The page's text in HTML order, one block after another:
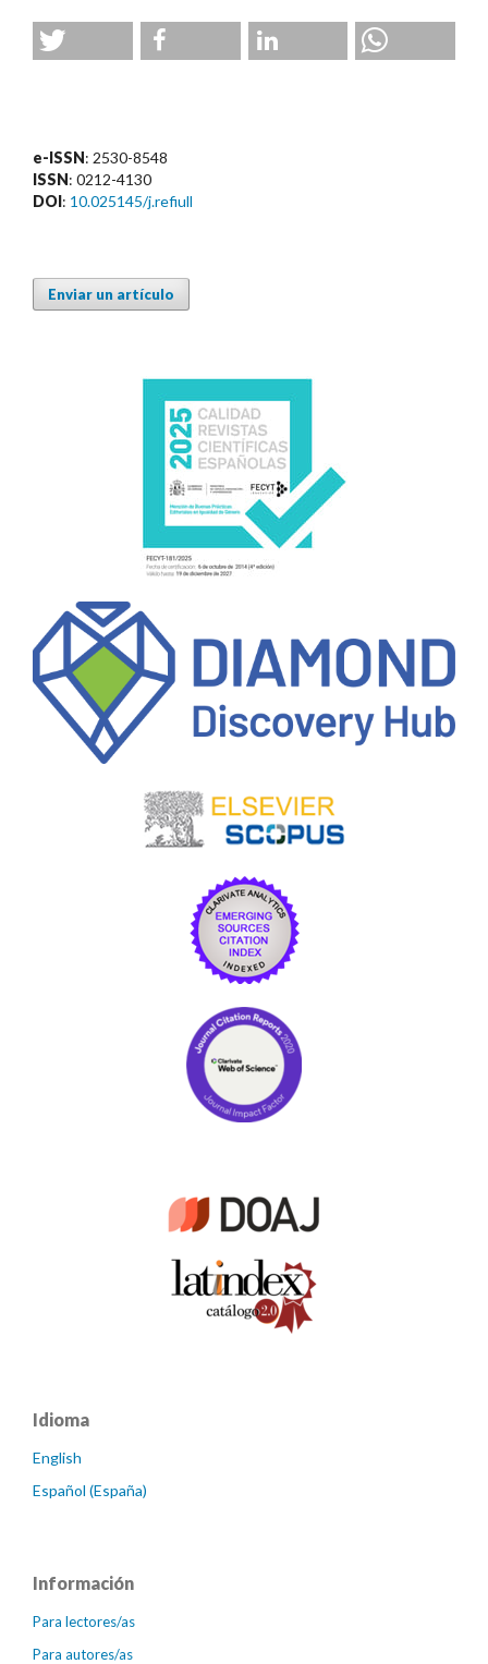
e-ISSN: 2530-8548
ISSN: 0212-4130
DOI: 10.025145/j.refiull
Enviar un artículo
Idioma
English
Español (España)
Información
Para lectores/as
Para autores/as